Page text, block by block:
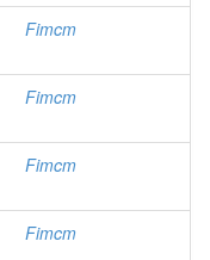
Fimcm
Fimcm
Fimcm
Fimcm